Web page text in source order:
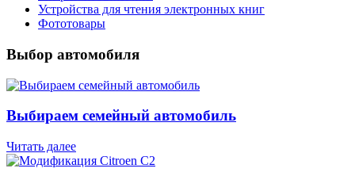
Устройства для чтения электронных книг
Фототовары
Выбор автомобиля
Выбираем семейный автомобиль
Читать далее